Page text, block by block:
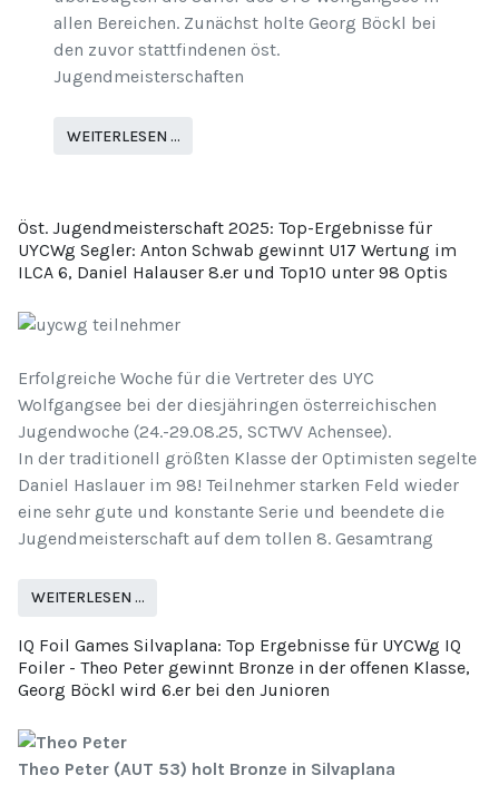
allen Bereichen. Zunächst holte Georg Böckl bei
den zuvor stattfindenen öst.
Jugendmeisterschaften
WEITERLESEN …
Öst. Jugendmeisterschaft 2025: Top-Ergebnisse für
UYCWg Segler: Anton Schwab gewinnt U17 Wertung im
ILCA 6, Daniel Halauser 8.er und Top10 unter 98 Optis
Erfolgreiche Woche für die Vertreter des UYC
Wolfgangsee bei der diesjähringen österreichischen
Jugendwoche (24.-29.08.25, SCTWV Achensee).
In der traditionell größten Klasse der Optimisten segelte
Daniel Haslauer im 98! Teilnehmer starken Feld wieder
eine sehr gute und konstante Serie und beendete die
Jugendmeisterschaft auf dem tollen 8. Gesamtrang
WEITERLESEN …
IQ Foil Games Silvaplana: Top Ergebnisse für UYCWg IQ
Foiler - Theo Peter gewinnt Bronze in der offenen Klasse,
Georg Böckl wird 6.er bei den Junioren
Theo Peter (AUT 53) holt Bronze in Silvaplana